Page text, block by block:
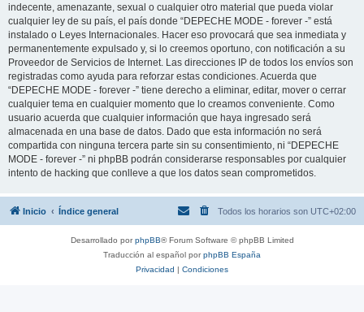
indecente, amenazante, sexual o cualquier otro material que pueda violar
cualquier ley de su país, el país donde “DEPECHE MODE - forever -” está
instalado o Leyes Internacionales. Hacer eso provocará que sea inmediata y
permanentemente expulsado y, si lo creemos oportuno, con notificación a su
Proveedor de Servicios de Internet. Las direcciones IP de todos los envíos son
registradas como ayuda para reforzar estas condiciones. Acuerda que
“DEPECHE MODE - forever -” tiene derecho a eliminar, editar, mover o cerrar
cualquier tema en cualquier momento que lo creamos conveniente. Como
usuario acuerda que cualquier información que haya ingresado será
almacenada en una base de datos. Dado que esta información no será
compartida con ninguna tercera parte sin su consentimiento, ni “DEPECHE
MODE - forever -” ni phpBB podrán considerarse responsables por cualquier
intento de hacking que conlleve a que los datos sean comprometidos.
Inicio Índice general Todos los horarios son UTC+02:00
Desarrollado porphpBB® Forum Software © phpBB Limited
Traducción al español porphpBB España
Privacidad | Condiciones